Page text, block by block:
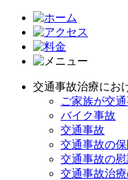
交通事故治療にお
ご家族が交
バイク事故
交通事故
交通事故の
交通事故の
交通事故治